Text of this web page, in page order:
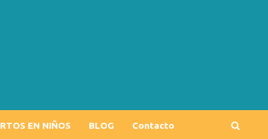
EN NIÑOS BLOG Contacto